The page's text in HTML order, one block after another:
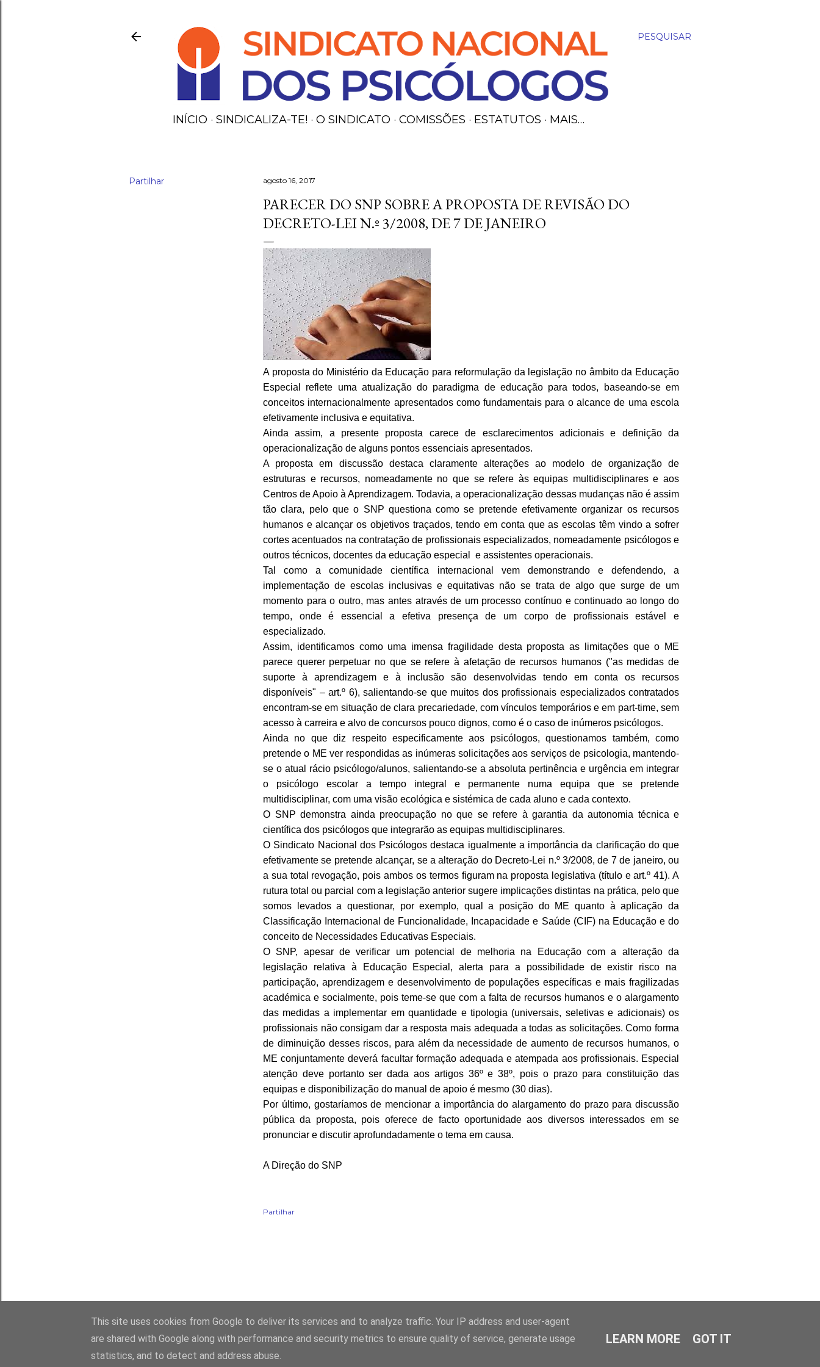
PESQUISAR
INÍCIO SINDICALIZA-TE! O SINDICATO COMISSÕES ESTATUTOS MAIS…
Partilhar agosto 16, 2017
PARECER DO SNP SOBRE A PROPOSTA DE REVISÃO DO
DECRETO-LEI N.º 3/2008, DE 7 DE JANEIRO
A proposta do Ministério da Educação para reformulação da legislação no âmbito da Educação
Especial reflete uma atualização do paradigma de educação para todos, baseando-se em
conceitos internacionalmente apresentados como fundamentais para o alcance de uma escola
efetivamente inclusiva e equitativa.
Ainda assim, a presente proposta carece de esclarecimentos adicionais e definição da
operacionalização de alguns pontos essenciais apresentados.
A proposta em discussão destaca claramente alterações ao modelo de organização de
estruturas e recursos, nomeadamente no que se refere às equipas multidisciplinares e aos
Centros de Apoio à Aprendizagem. Todavia, a operacionalização dessas mudanças não é assim
tão clara, pelo que o SNP questiona como se pretende efetivamente organizar os recursos
humanos e alcançar os objetivos traçados, tendo em conta que as escolas têm vindo a sofrer
cortes acentuados na contratação de profissionais especializados, nomeadamente psicólogos e
outros técnicos, docentes da educação especial e assistentes operacionais.
Tal como a comunidade científica internacional vem demonstrando e defendendo, a
implementação de escolas inclusivas e equitativas não se trata de algo que surge de um
momento para o outro, mas antes através de um processo contínuo e continuado ao longo do
tempo, onde é essencial a efetiva presença de um corpo de profissionais estável e
especializado.
Assim, identificamos como uma imensa fragilidade desta proposta as limitações que o ME
parece querer perpetuar no que se refere à afetação de recursos humanos ("as medidas de
suporte à aprendizagem e à inclusão são desenvolvidas tendo em conta os recursos
disponíveis" – art.º 6), salientando-se que muitos dos profissionais especializados contratados
encontram-se em situação de clara precariedade, com vínculos temporários e em part-time, sem
acesso à carreira e alvo de concursos pouco dignos, como é o caso de inúmeros psicólogos.
Ainda no que diz respeito especificamente aos psicólogos, questionamos também, como
pretende o ME ver respondidas as inúmeras solicitações aos serviços de psicologia, mantendo-
se o atual rácio psicólogo/alunos, salientando-se a absoluta pertinência e urgência em integrar
o psicólogo escolar a tempo integral e permanente numa equipa que se pretende
multidisciplinar, com uma visão ecológica e sistémica de cada aluno e cada contexto.
O SNP demonstra ainda preocupação no que se refere à garantia da autonomia técnica e
científica dos psicólogos que integrarão as equipas multidisciplinares.
O Sindicato Nacional dos Psicólogos destaca igualmente a importância da clarificação do que
efetivamente se pretende alcançar, se a alteração do Decreto-Lei n.º 3/2008, de 7 de janeiro, ou
a sua total revogação, pois ambos os termos figuram na proposta legislativa (título e art.º 41). A
rutura total ou parcial com a legislação anterior sugere implicações distintas na prática, pelo que
somos levados a questionar, por exemplo, qual a posição do ME quanto à aplicação da
Classificação Internacional de Funcionalidade, Incapacidade e Saúde (CIF) na Educação e do
conceito de Necessidades Educativas Especiais.
O SNP, apesar de verificar um potencial de melhoria na Educação com a alteração da
legislação relativa à Educação Especial, alerta para a possibilidade de existir risco na
participação, aprendizagem e desenvolvimento de populações específicas e mais fragilizadas
académica e socialmente, pois teme-se que com a falta de recursos humanos e o alargamento
das medidas a implementar em quantidade e tipologia (universais, seletivas e adicionais) os
profissionais não consigam dar a resposta mais adequada a todas as solicitações. Como forma
de diminuição desses riscos, para além da necessidade de aumento de recursos humanos, o
ME conjuntamente deverá facultar formação adequada e atempada aos profissionais. Especial
atenção deve portanto ser dada aos artigos 36º e 38º, pois o prazo para constituição das
equipas e disponibilização do manual de apoio é mesmo (30 dias).
Por último, gostaríamos de mencionar a importância do alargamento do prazo para discussão
pública da proposta, pois oferece de facto oportunidade aos diversos interessados em se
pronunciar e discutir aprofundadamente o tema em causa.
A Direção do SNP
Partilhar
Com tecnologia do Blogger
(c) SNP
This site uses cookies from Google to deliver its services and to analyze traffic. Your IP address and user-agent
are shared with Google along with performance and security metrics to ensure quality of service, generate usage
statistics, and to detect and address abuse.
LEARN MORE GOT IT